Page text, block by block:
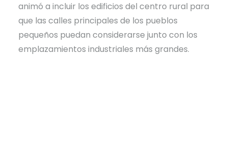
animó a incluir los edificios del centro rural para
que las calles principales de los pueblos
pequeños puedan considerarse junto con los
emplazamientos industriales más grandes.